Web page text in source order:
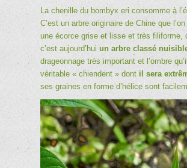
La chenille du bombyx eri consomme à
C’est un arbre originaire de Chine que
une écorce grise et lisse et très filiforme,
c’est aujourd’hui un arbre classé
drageonnage très important et l’ombre
véritable « chiendent » dont il sera
ses graines en forme d’hélice sont